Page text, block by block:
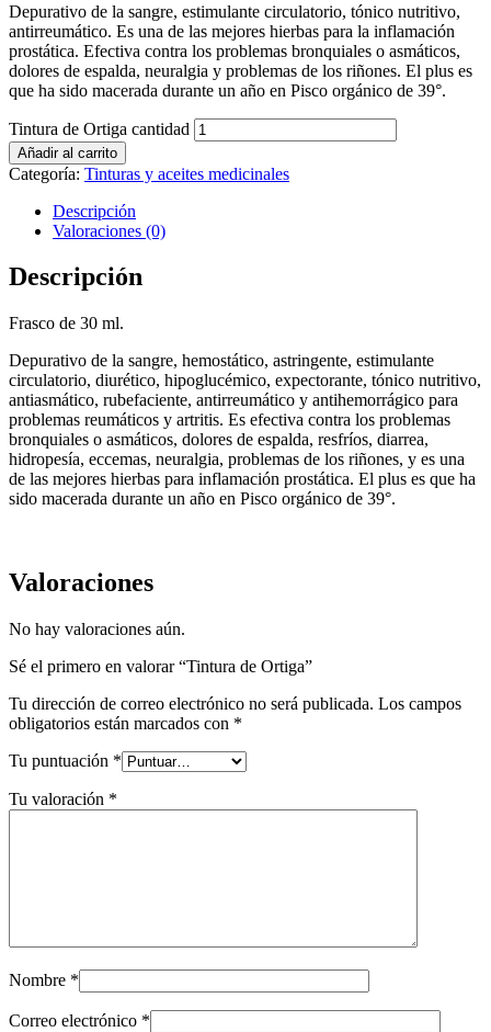
Depurativo de la sangre, estimulante circulatorio, tónico nutritivo,
antirreumático. Es una de las mejores hierbas para la inflamación
prostática. Efectiva contra los problemas bronquiales o asmáticos,
dolores de espalda, neuralgia y problemas de los riñones. El plus es
que ha sido macerada durante un año en Pisco orgánico de 39°.
Tintura de Ortiga cantidad
Añadir al carrito
Categoría: Tinturas y aceites medicinales
Descripción
Valoraciones (0)
Descripción
Frasco de 30 ml.
Depurativo de la sangre, hemostático, astringente, estimulante
circulatorio, diurético, hipoglucémico, expectorante, tónico nutritivo,
antiasmático, rubefaciente, antirreumático y antihemorrágico para
problemas reumáticos y artritis. Es efectiva contra los problemas
bronquiales o asmáticos, dolores de espalda, resfríos, diarrea,
hidropesía, eccemas, neuralgia, problemas de los riñones, y es una
de las mejores hierbas para inflamación prostática. El plus es que ha
sido macerada durante un año en Pisco orgánico de 39°.
Valoraciones
No hay valoraciones aún.
Sé el primero en valorar “Tintura de Ortiga”
Tu dirección de correo electrónico no será publicada. Los campos
obligatorios están marcados con *
Tu puntuación *
Tu valoración *
Nombre *
Correo electrónico *